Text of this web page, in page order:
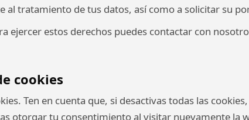
al tratamiento de tus datos, así como a solicitar su
ejercer estos derechos puedes contactar con
cookies
Ten en cuenta que, si desactivas todas las
otorgar tu consentimiento al visitar nuevamente la